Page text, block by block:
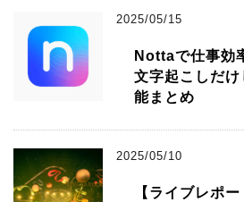
2025/05/15
Nottaで仕事効
文字起こしだ
能まとめ
2025/05/10
【ライブレポ